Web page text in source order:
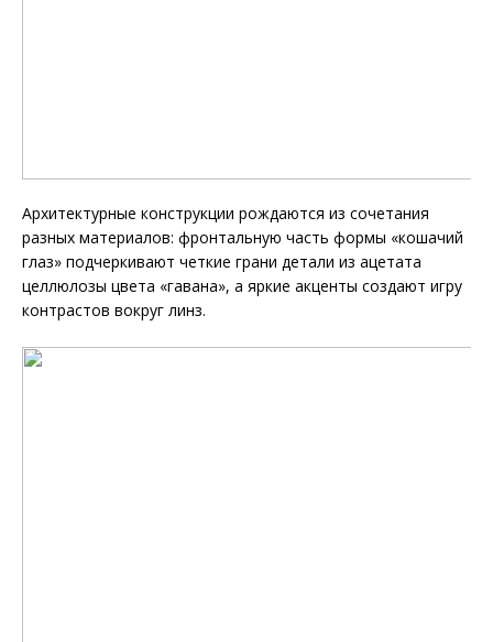
Архитектурные конструкции рождаются из сочетания
разных материалов: фронтальную часть формы «кошачий
глаз» подчеркивают четкие грани детали из ацетата
целлюлозы цвета «гавана», а яркие акценты создают игру
контрастов вокруг линз.